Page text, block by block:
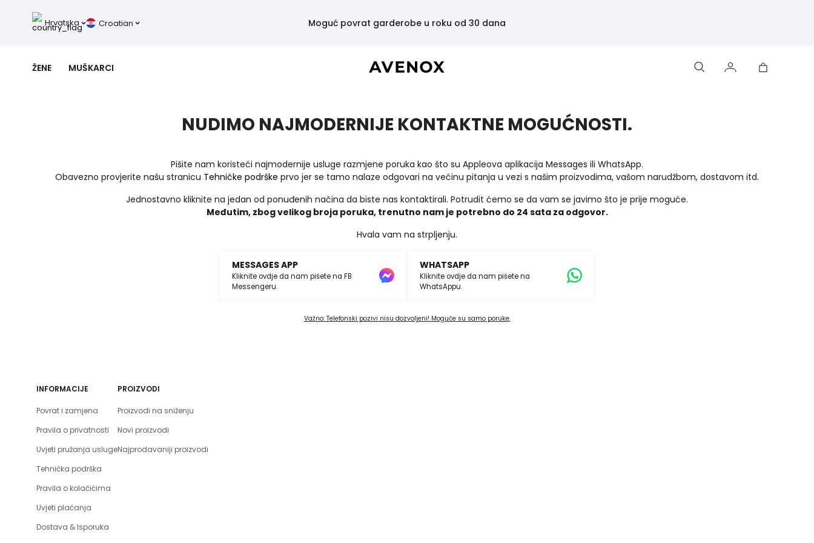
Hrvatska Croatian Moguć povrat garderobe u roku od 30 dana
ŽENE MUŠKARCI
NUDIMO NAJMODERNIJE KONTAKTNE MOGUĆNOSTI.
Pišite nam koristeći najmodernije usluge razmjene poruka kao što su Appleova aplikacija Messages ili WhatsApp.
Obavezno provjerite našu stranicu Tehničke podrške prvo jer se tamo nalaze odgovari na većinu pitanja u vezi s našim proizvodima, vašom narudžbom, dostavom itd.
Jednostavno kliknite na jedan od ponuđenih načina da biste nas kontaktirali. Potrudit ćemo se da vam se javimo što je prije moguće.
Međutim, zbog velikog broja poruka, trenutno nam je potrebno do 24 sata za odgovor.
Hvala vam na strpljenju.
MESSAGES APP
Kliknite ovdje da nam pišete na FB
Messengeru.
WHATSAPP
Kliknite ovdje da nam pišete na
WhatsAppu.
Važno: Telefonski pozivi nisu dozvoljeni! Moguće su samo poruke.
INFORMACIJE
Povrat i zamjena
Pravila o privatnosti
Uvjeti pružanja usluge
Tehnička podrška
Pravila o kolačićima
Uvjeti plaćanja
Dostava & Isporuka
PROIZVODI
Proizvodi na sniženju
Novi proizvodi
Najprodavaniji proizvodi